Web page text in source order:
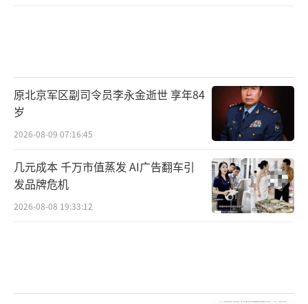
原北京军区副司令员李永金逝世 享年84
岁
2026-08-09 07:16:45
几元成本 千万市值蒸发 AI广告翻车引
发品牌危机
2026-08-08 19:33:12